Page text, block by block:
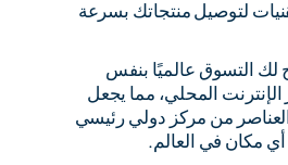
لتوصيل منتجاتك بسرعة
لك التسوق عالميًا بنفس
المحلي، مما يجعل
من مركز دولي رئيسي
مكان في العالم.